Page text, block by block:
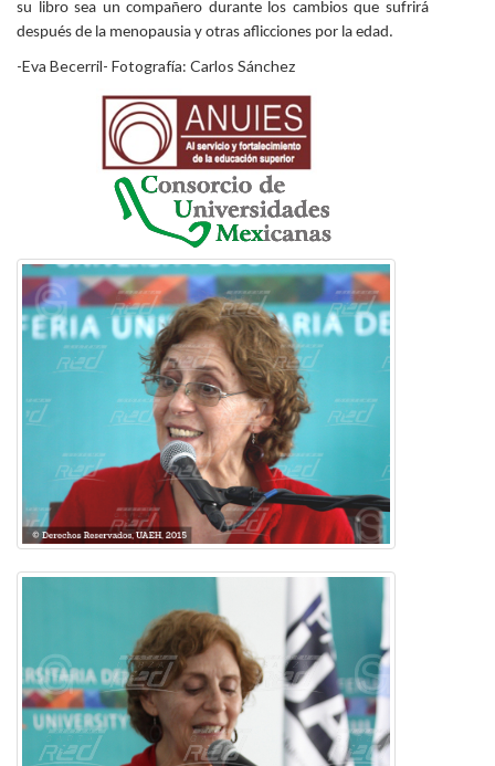
su libro sea un compañero durante los cambios que sufrirá
después de la menopausia y otras aflicciones por la edad.
-Eva Becerril- Fotografía: Carlos Sánchez